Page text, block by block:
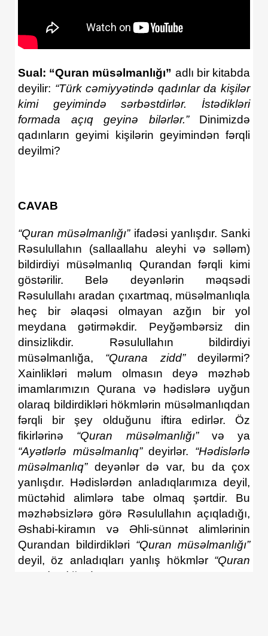
Sual: “Quran müsəlmanlığı” adlı bir kitabda
deyilir: “Türk cəmiyyətində qadınlar da kişilər
kimi
geyimindəsərbəstdirlər. İstədikləri
formada
açıq geyinə bilərlər.” Dinimizdə
qadınların geyimi kişilərin geyimindən fərqli
deyilmi?
CAVAB
“Quran müsəlmanlığı”ifadəsi yanlışdır. Sanki
Rəsulullahın (sallaallahu aleyhi və səlləm)
bildirdiyi müsəlmanlıq Qurandan fərqli kimi
göstərilir. Belə deyənlərin məqsədi
Rəsulullahı aradan çıxartmaq, müsəlmanlıqla
heç bir əlaqəsi olmayan azğın bir yol
meydana gətirməkdir. Peyğəmbərsiz din
dinsizlikdir. Rəsulullahın bildirdiyi
müsəlmanlığa, “Qurana zidd”deyilərmi?
Xainlikləri məlum olmasın deyə məzhəb
imamlarımızın Qurana və hədislərə uyğun
olaraq bildirdikləri hökmlərin müsəlmanlıqdan
fərqli bir şey olduğunu iftira edirlər. Öz
fikirlərinə “Quran müsəlmanlığı” və ya
“Ayətlərlə müsəlmanlıq”deyirlər. “Hədislərlə
müsəlmanlıq” deyənlər də var, bu da çox
yanlışdır. Hədislərdən anladıqlarımıza deyil,
müctəhid alimlərə tabe olmaq şərtdir. Bu
məzhəbsizlərə görə Rəsulullahın açıqladığı,
Əshabi-kiramın və Əhli-sünnət alimlərinin
Qurandan bildirdikləri “Quran müsəlmanlığı”
deyil, öz anladıqları yanlış hökmlər “Quran
müsəlmalığı”
dır.